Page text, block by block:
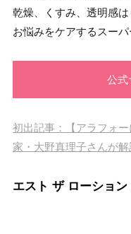
乾燥、くすみ、透明感
お悩みをケアするスーパ
公式
初出記事：【アラフォ
家・大野真理子さんが解
エスト ザ ローション